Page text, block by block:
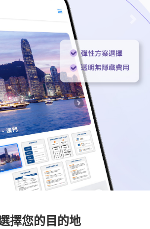
Next
擇您的目的地